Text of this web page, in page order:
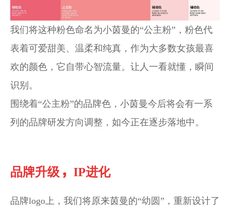
我们将这种粉色命名为小茵曼的“公主粉”，粉色代
表着可爱甜美、温柔和纯真，作为大多数女孩最喜
欢的颜色，它自带心智流量。让人一看就懂，瞬间
识别。
围绕着“公主粉”的品牌色，小茵曼今后将会有一系
列的品牌研发方向调整，如今正在逐步落地中。
品牌升级 ， IP进化
品牌logo上，我们将原来茵曼的“幼圆”，重新设计了